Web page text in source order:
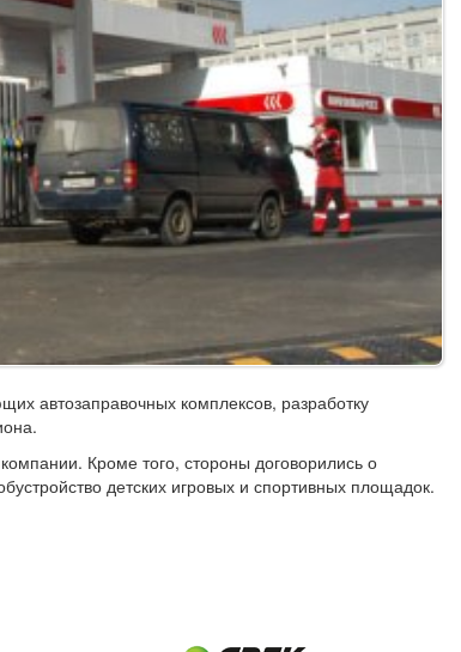
автозаправочных комплексов, разработку
Кроме того, стороны договорились о
детских игровых и спортивных площадок.